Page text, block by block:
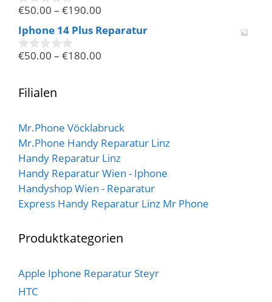
5
0
o
n
5
€50.00 – €190.00
Iphone 14 Plus Reparatur
0
n
5
€50.00 – €180.00
Filialen
Mr.Phone Vöcklabruck
Mr.Phone Handy Reparatur Linz
Handy Reparatur Linz
Handy Reparatur Wien - Iphone
Handyshop Wien - Reparatur
Express Handy Reparatur Linz Mr Phone
Produktkategorien
Apple Iphone Reparatur Steyr
HTC